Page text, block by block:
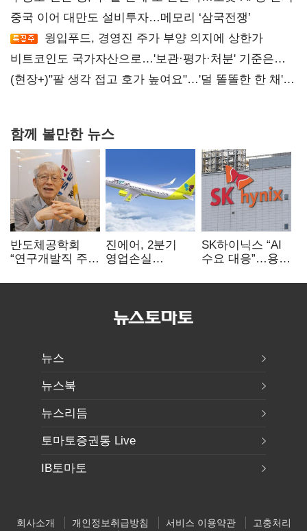
중국 이어 대만도 설비투자…메모리 ‘삼국전쟁’
윙입푸드, 경영진 주가 부양 의지에 상한가
비트코인도 국가자산으로…'보관·평가·처분' 기준은
숙제
(현장+)"팔 생각 접고 호가 높여요"…'덜 똘똘한 한 채'
함께 볼만한 뉴스
반도체공학회
“연구개발직 주
개선해야”
진에어, 2분기
영업손실
상승 여파
SK하이닉스 “AI
수요 대응”…용인
투자
뉴스
뉴스북
뉴스리듬
토마토증권통 Live
IB토마토
회사소개 개인정보취급방침 서비스 이용약관
고충처리